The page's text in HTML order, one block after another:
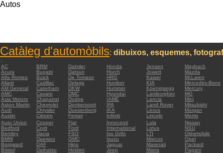
Autos
Catàleg d'automòbils: dibuixos, esquemes,
:
AC
BRM Daimler Honda Jensen
Maybach
Acura
Bugatti Datsun Horch Jowett
Mazda
Alfa Romeo
Buick De Tomaso HRG Kaiser
McLaren
Allard
Cadillac Delage Humber KIA
Mercedes-Benz
AM General
Caterham DKW Hummer Koenigsegg
Mercury
AMC
Cavaro DMC Hyundai Lamborghini
MG
Asia Motors
Chaparral Dodge IAME Lancia
Mini
Aston Martin
Chevrolet Donkervoort IFA Land Rover
Mitsubishi
Audi
Chrysler Duesenberg IKA Lexus
Morgan
Austin
Citroen Ferrari Infiniti Lincoln
Morris
Auto Union
Cooper Fiat Innocenti Lola
Nissan
Bedford
Cord Ford International Lotus
NSU
Bentley
Dacia FSO Iso Grifo LTI
Oldsmobile
BMW
Daewoo GMC Isuzu Marcos
Opel
Borgward
DAF Hino Jaguar Maserati
Packard
Bristol
Daihatsu Holden Jeep Matra Pagani